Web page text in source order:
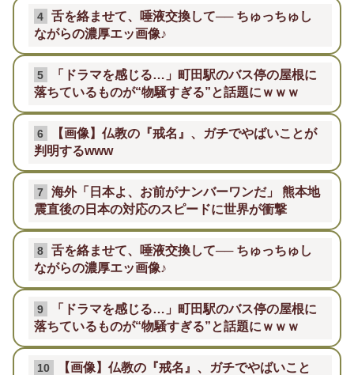
4
舌を絡ませて、唾液交換して── ちゅっちゅし
ながらの濃厚エッ画像♪
5
「ドラマを感じる…」町田駅のバス停の屋根に
落ちているものが“物騒すぎる”と話題にｗｗｗ
6
【画像】仏教の『戒名』、ガチでやばいことが
判明するwww
7
海外「日本よ、お前がナンバーワンだ」 熊本地
震直後の日本の対応のスピードに世界が衝撃
8
舌を絡ませて、唾液交換して── ちゅっちゅし
ながらの濃厚エッ画像♪
9
「ドラマを感じる…」町田駅のバス停の屋根に
落ちているものが“物騒すぎる”と話題にｗｗｗ
10
【画像】仏教の『戒名』、ガチでやばいこと